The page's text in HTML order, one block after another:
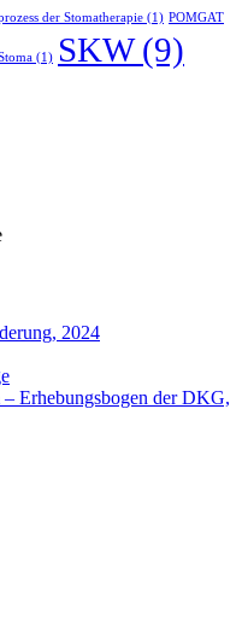
der Stomatherapie (1) POMGAT
(1) SKW(9)
2024
Erhebungsbogen der DKG,